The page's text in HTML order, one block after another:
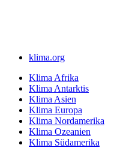
klima.org
Klima Afrika
Klima Antarktis
Klima Asien
Klima Europa
Klima Nordamerika
Klima Ozeanien
Klima Südamerika